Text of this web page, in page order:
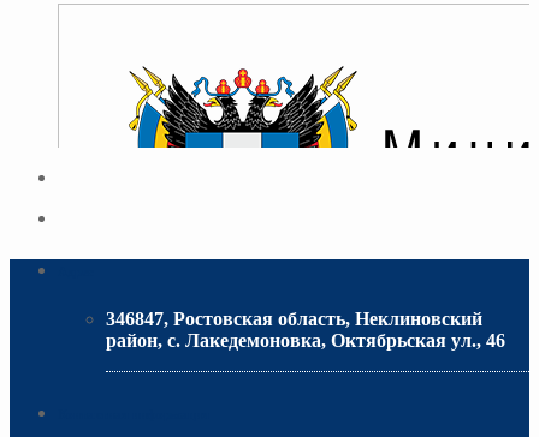
346847, Ростовская область, Неклиновский
район, с. Лакедемоновка, Октябрьская ул., 46